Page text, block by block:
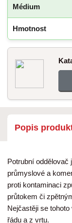
Médium
Hmotnost
Popis
Potrubní oddělovač
průmyslové a
proti kontaminaci
průtokem či
Nejčastěji se
řádu a z vrtu.